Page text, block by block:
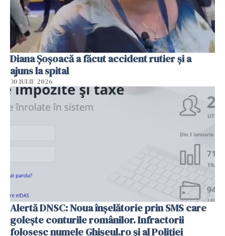
Diana Șoșoacă a făcut accident rutier și a
ajuns la spital
30 IULIE 2026
Alertă DNSC: Noua înșelătorie prin SMS care
golește conturile românilor. Infractorii
folosesc numele Ghișeul.ro și al Poliției